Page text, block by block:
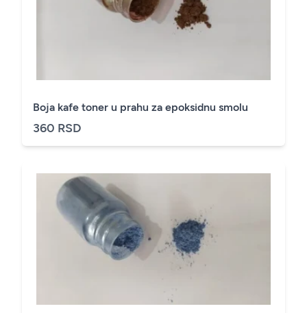
Boja kafe toner u prahu za epoksidnu smolu
360 RSD